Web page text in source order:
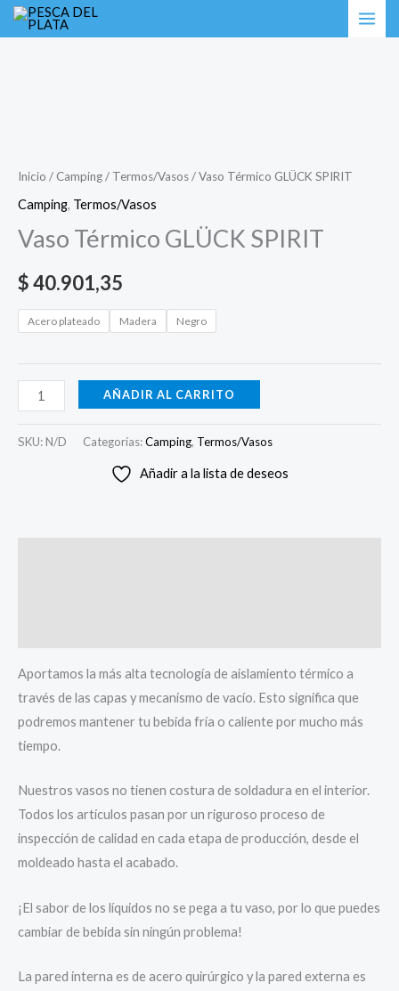
al
Inicio / Camping/ Termos/Vasos/ Vaso Térmico GLÜCK SPIRIT
Camping, Termos/Vasos
Vaso Térmico GLÜCK SPIRIT
$40.901,35
Acero plateado Madera Negro
Vaso
AÑADIR AL CARRITO
SKU: N/D Categorías:Camping, Termos/Vasos
Añadir a la lista de deseos
Aportamos la más alta tecnología de aislamiento térmico a
través de las capas y mecanismo de vacío. Esto significa que
podremos mantener tu bebida fría o caliente por mucho más
tiempo.
Nuestros vasos no tienen costura de soldadura en el interior.
Todos los artículos pasan por un riguroso proceso de
inspección de calidad en cada etapa de producción, desde el
moldeado hasta el acabado.
¡El sabor de los líquidos no se pega a tu vaso, por lo que puedes
cambiar de bebida sin ningún problema!
La pared interna es de acero quirúrgico y la pared externa es